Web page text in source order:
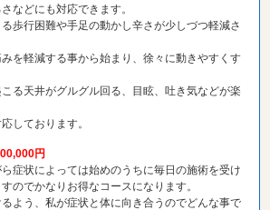
などにも対応できます。
歩行困難や手足の動かし辛さが少しづつ軽減さ
を軽減する事から始まり、徐々に動きやすくす
る天井がグルグル回る、目眩、吐き気などが楽
しております。
円
症状によっては始めのうちに毎日の施術を受け
のでかなりお得なコースになります。
よう、私が症状と体に向き合うのでどんな事で